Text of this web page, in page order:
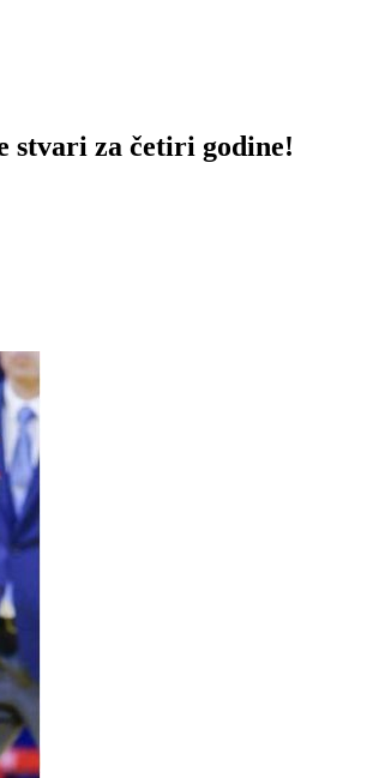
stvari za četiri godine!